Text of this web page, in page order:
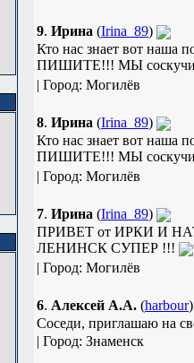
9. Ирина (Irina_89)
Кто нас знает вот наша
ПИШИТЕ!!! МЫ
| Город: Могилёв
8. Ирина (Irina_89)
Кто нас знает вот наша
ПИШИТЕ!!! МЫ
| Город: Могилёв
7. Ирина (Irina_89)
ПРИВЕТ от ИРКИ И
ЛЕНИНСК СУПЕР !!!
| Город: Могилёв
6. Алексей А.А. (harbour
Соседи, приглашаю на
| Город: Знаменск